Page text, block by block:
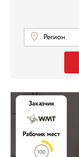
Регион
Заказчик
Рабочих мест
100